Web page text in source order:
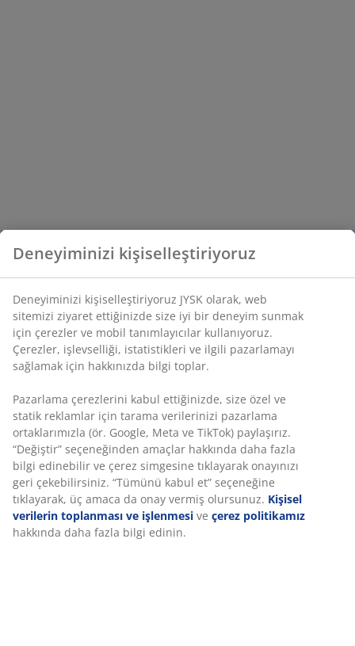
Deneyiminizi kişiselleştiriyoruz
Deneyiminizi kişiselleştiriyoruz JYSK olarak, web
sitemizi ziyaret ettiğinizde size iyi bir deneyim sunmak
için çerezler ve mobil tanımlayıcılar kullanıyoruz.
Çerezler, işlevselliği, istatistikleri ve ilgili pazarlamayı
sağlamak için hakkınızda bilgi toplar.
Pazarlama çerezlerini kabul ettiğinizde, size özel ve
statik reklamlar için tarama verilerinizi pazarlama
ortaklarımızla (ör. Google, Meta ve TikTok) paylaşırız.
“Değiştir” seçeneğinden amaçlar hakkında daha fazla
bilgi edinebilir ve çerez simgesine tıklayarak onayınızı
geri çekebilirsiniz. “Tümünü kabul et” seçeneğine
tıklayarak, üç amaca da onay vermiş olursunuz. Kişisel
verilerin toplanması ve işlenmesi ve çerez politikamız
hakkında daha fazla bilgi edinin.